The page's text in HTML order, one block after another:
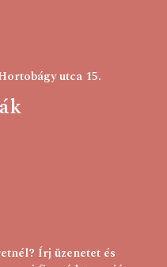
utca 15.
Írj üzenetet és